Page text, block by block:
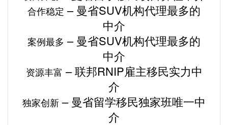
合作稳定 – 曼省SUV机构代理最多的
中介
案例最多 – 曼省SUV机构代理最多的
中介
资源丰富 – 联邦RNIP雇主移民实力中
介
独家创新 – 曼省留学移民独家班唯一中
介